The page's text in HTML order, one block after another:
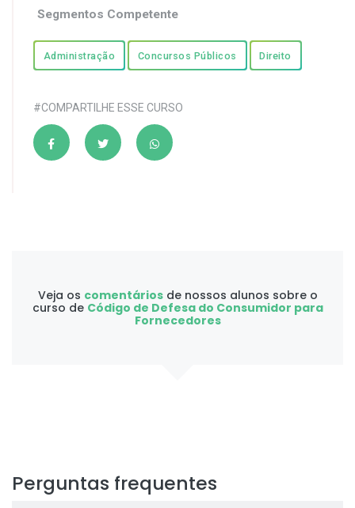
Segmentos Competente
Administração Concursos Públicos Direito
#COMPARTILHE ESSE CURSO
Veja os comentáriosde nossos alunos sobre o
curso de Código de Defesa do Consumidor para
Fornecedores
Perguntas frequentes